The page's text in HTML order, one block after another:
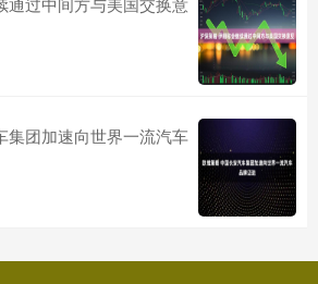
集团加速向世界一流汽车